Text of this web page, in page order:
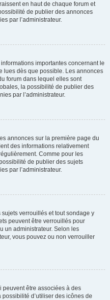
en haut de chaque forum et
de publier des annonces
par l’administrateur.
importantes concernant le
lues dès que possible. Les annonces
forum dans lequel elles sont
la possibilité de publier des
par l’administrateur.
annonces sur la première page du
des informations relativement
Comme pour les
de publier des sujets
par l’administrateur.
verrouillés et tout sondage y
peuvent être verrouillés pour
un administrateur. Selon les
vous pouvez ou non verrouiller
peuvent être associées à des
d’utiliser des icônes de